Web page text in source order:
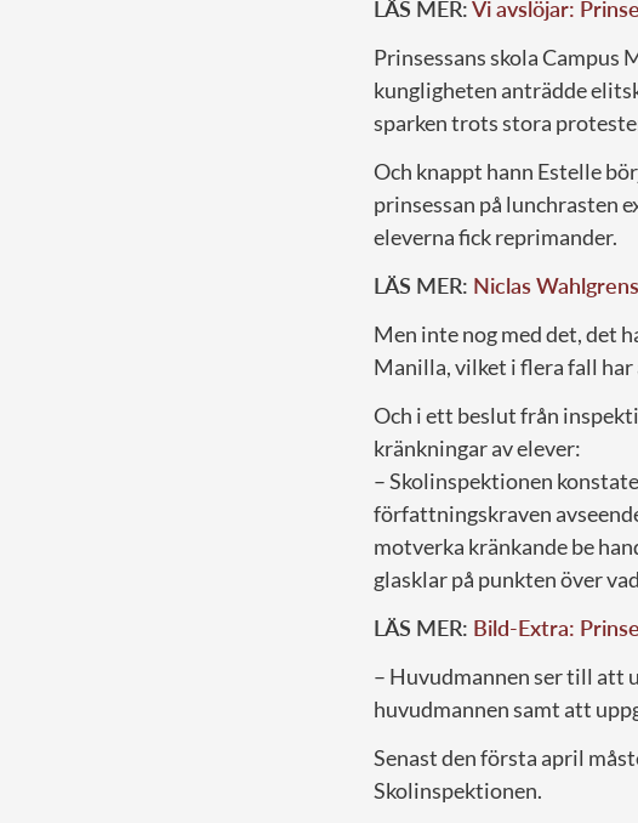
LÄS MER:Vi avslöjar:
Prinsessans skola Campus
kungligheten anträdde
sparken trots stora
Och knappt hann Estelle
prinsessan på lunchrasten
eleverna fick reprimander.
LÄS MER: Niclas
Men inte nog med det, det
Manilla, vilket i flera fall
Och i ett beslut från
kränkningar av elever:
– Skolinspektionen
författningskraven
motverka kränkande be
glasklar på punkten över
LÄS MER: Bild-Extra:
– Huvudmannen ser till att
huvudmannen samt att
Senast den första april
Skolinspektionen.